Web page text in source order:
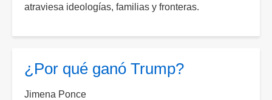
Pasado:
Llegada
Trump
el
atraviesa ideologías, familias y fronteras.
¿Por qué ganó Trump?
Jimena Ponce